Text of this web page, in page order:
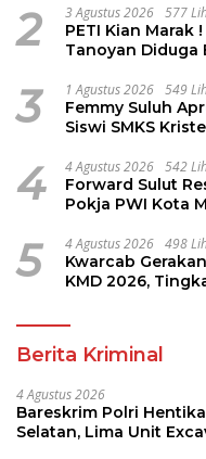
2 3 Agustus 2026 577
PETI Kian Marak
Tanoyan Diduga
3 1 Agustus 2026 549
Femmy Suluh
Siswi SMKS
4 4 Agustus 2026 542
Forward Sulut
Pokja PWI Kota
5 4 Agustus 2026 498
Kwarcab
KMD 2026,
Berita Kriminal
4 Agustus 2026
Bareskrim Polri
Selatan, Lima Unit